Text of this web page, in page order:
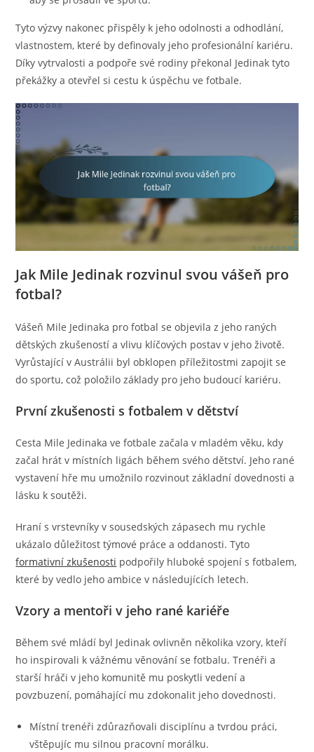
Tyto výzvy nakonec přispěly k jeho odolnosti a odhodlání,
vlastnostem, které by definovaly jeho profesionální kariéru.
Díky vytrvalosti a podpoře své rodiny překonal Jedinak tyto
překážky a otevřel si cestu k úspěchu ve fotbale.
Jak Mile Jedinak rozvinul svou vášeň pro
fotbal?
Vášeň Mile Jedinaka pro fotbal se objevila z jeho raných
dětských zkušeností a vlivu klíčových postav v jeho životě.
Vyrůstající v Austrálii byl obklopen příležitostmi zapojit se
do sportu, což položilo základy pro jeho budoucí kariéru.
První zkušenosti s fotbalem v dětství
Cesta Mile Jedinaka ve fotbale začala v mladém věku, kdy
začal hrát v místních ligách během svého dětství. Jeho rané
vystavení hře mu umožnilo rozvinout základní dovednosti a
lásku k soutěži.
Hraní s vrstevníky v sousedských zápasech mu rychle
ukázalo důležitost týmové práce a oddanosti. Tyto
formativní zkušenosti podpořily hluboké spojení s fotbalem,
které by vedlo jeho ambice v následujících letech.
Vzory a mentoři v jeho rané kariéře
Během své mládí byl Jedinak ovlivněn několika vzory, kteří
ho inspirovali k vážnému věnování se fotbalu. Trenéři a
starší hráči v jeho komunitě mu poskytli vedení a
povzbuzení, pomáhající mu zdokonalit jeho dovednosti.
Místní trenéři zdůrazňovali disciplínu a tvrdou práci,
vštěpujíc mu silnou pracovní morálku.